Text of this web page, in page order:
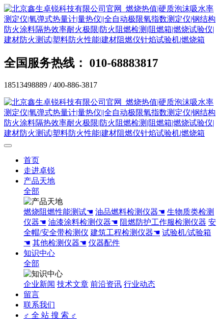
全国服务热线： 010-68883817
18513498889 / 400-886-3817
首页
走进卓锐
产品天地
全部
燃烧阻燃性能测试☚ 油品燃料检测仪器☚ 生物质类检测
仪器☚ 油漆涂料检测仪器☚ 阻燃防护工作服检测仪器 安
全帽/安全带检测仪 建筑工程检测仪器☚ 试验机/试验箱
☚ 其他检测仪器☚ 仪器配件
知识中心
全部
企业新闻 技术文章 前沿资讯 行业动态
留言
联系我们
♂ 全 站 搜 索 ♂